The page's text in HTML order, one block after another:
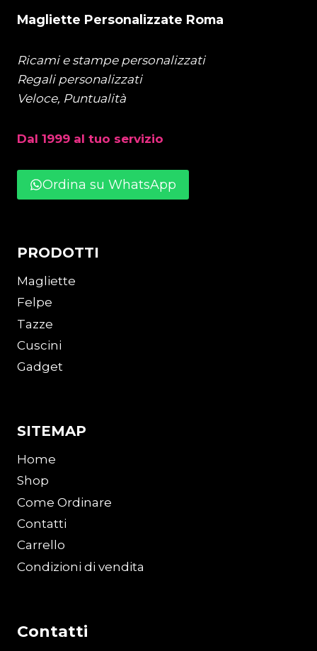
Magliette Personalizzate Roma
Ricami e stampe personalizzati
Regali personalizzati
Veloce, Puntualità
Dal 1999 al tuo servizio
Ordina su WhatsApp
PRODOTTI
Magliette
Felpe
Tazze
Cuscini
Gadget
SITEMAP
Home
Shop
Come Ordinare
Contatti
Carrello
Condizioni di vendita
Contatti